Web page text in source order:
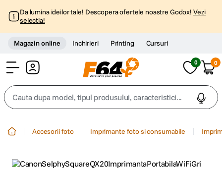
Da lumina ideilor tale! Descopera ofertele noastre Godox! Vezi
selectia!
Magazin online Inchirieri Printing Cursuri
0 0
Cauta dupa model, tipul produsului, caracteristici...
Accesorii foto Imprimante foto si consumabile